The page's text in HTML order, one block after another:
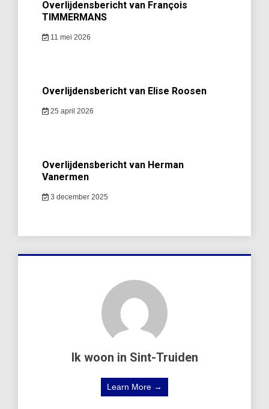
Overlijdensbericht van François
TIMMERMANS
11 mei 2026
Overlijdensbericht van Elise Roosen
25 april 2026
Overlijdensbericht van Herman
Vanermen
3 december 2025
Ik woon in Sint-Truiden
Learn More →